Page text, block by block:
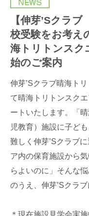
【伸芽’Sクラ
校受験をお考
海トリトンスク
始のご案内
伸芽’Sクラブ晴海ト
て晴海トリトンスク
ートいたします。「
児教育）施設に子ど
難しく伸芽’Sクラブ
ア内の保育施設から
らよいのに」そんな
のうえ、伸芽’Sクラ
＊現在施設見学会実